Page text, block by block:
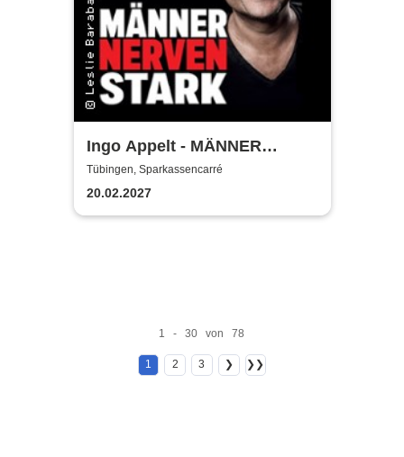
Ingo Appelt - MÄNNER
NERVEN STARK
Tübingen, Sparkassencarré
20.02.2027
1 - 30 von 78
1 2 3 ❯ ❯❯